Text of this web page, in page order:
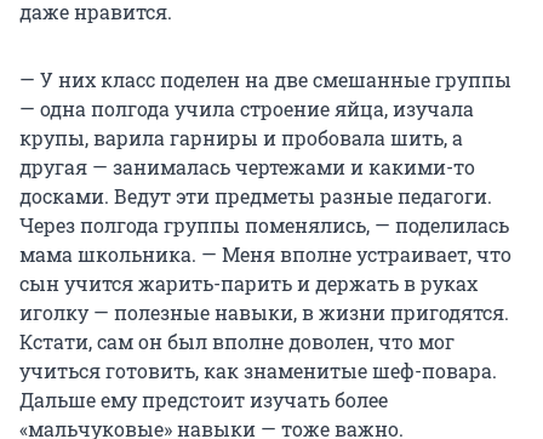
даже нравится.
— У них класс поделен на две смешанные группы
— одна полгода учила строение яйца, изучала
крупы, варила гарниры и пробовала шить, а
другая — занималась чертежами и какими-то
досками. Ведут эти предметы разные педагоги.
Через полгода группы поменялись, — поделилась
мама школьника. — Меня вполне устраивает, что
сын учится жарить-парить и держать в руках
иголку — полезные навыки, в жизни пригодятся.
Кстати, сам он был вполне доволен, что мог
учиться готовить, как знаменитые шеф-повара.
Дальше ему предстоит изучать более
«мальчуковые» навыки — тоже важно.